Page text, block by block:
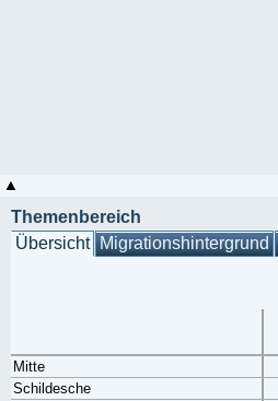
Themenbereich
Übersicht Migrationshintergrund
Mitte
Schildesche